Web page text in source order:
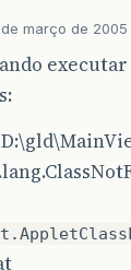
de março de 2005